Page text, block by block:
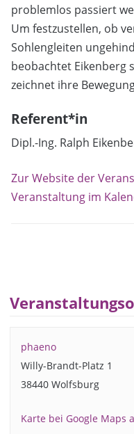
problemlos passiert
Um festzustellen, ob
Sohlengleiten
beobachtet Eikenberg
zeichnet ihre
Referent*in
Dipl.-Ing. Ralph
Zur Website der
Veranstaltung im
phaeno
Willy-Brandt-Platz 1
38440 Wolfsburg
Karte bei Google Maps